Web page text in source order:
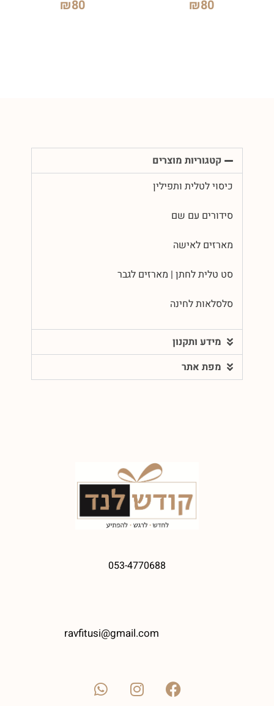
₪80
₪80
קטגוריות מוצרים
כיסוי לטלית ותפילין
סידורים עם שם
מארזים לאישה
סט טלית לחתן | מארזים לגבר
סלסלאות לחינה
מידע ותקנון
מפת אתר
053-4770688